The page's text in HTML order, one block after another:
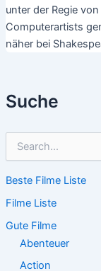
Suche
h
n
n
Beste Filme Liste
Filme Liste
Gute Filme
Abenteuer
Action
unter der Regie
Computerartists
näher bei